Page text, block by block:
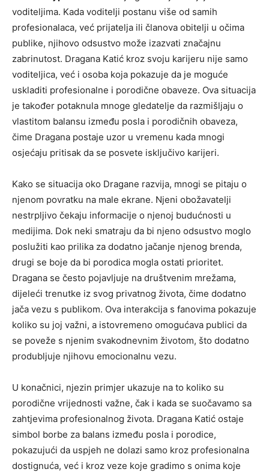
voditeljima. Kada voditelji postanu više od samih
profesionalaca, već prijatelja ili članova obitelji u očima
publike, njihovo odsustvo može izazvati značajnu
zabrinutost. Dragana Katić kroz svoju karijeru nije samo
voditeljica, već i osoba koja pokazuje da je moguće
uskladiti profesionalne i porodične obaveze. Ova situacija
je također potaknula mnoge gledatelje da razmišljaju o
vlastitom balansu između posla i porodičnih obaveza,
čime Dragana postaje uzor u vremenu kada mnogi
osjećaju pritisak da se posvete isključivo karijeri.
Kako se situacija oko Dragane razvija, mnogi se pitaju o
njenom povratku na male ekrane. Njeni obožavatelji
nestrpljivo čekaju informacije o njenoj budućnosti u
medijima. Dok neki smatraju da bi njeno odsustvo moglo
poslužiti kao prilika za dodatno jačanje njenog brenda,
drugi se boje da bi porodica mogla ostati prioritet.
Dragana se često pojavljuje na društvenim mrežama,
dijeleći trenutke iz svog privatnog života, čime dodatno
jača vezu s publikom. Ova interakcija s fanovima pokazuje
koliko su joj važni, a istovremeno omogućava publici da
se poveže s njenim svakodnevnim životom, što dodatno
produbljuje njihovu emocionalnu vezu.
U konačnici, njezin primjer ukazuje na to koliko su
porodične vrijednosti važne, čak i kada se suočavamo sa
zahtjevima profesionalnog života. Dragana Katić ostaje
simbol borbe za balans između posla i porodice,
pokazujući da uspjeh ne dolazi samo kroz profesionalna
dostignuća, već i kroz veze koje gradimo s onima koje